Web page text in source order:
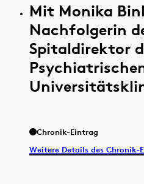
Mit Monika
Nachfolgerin
Spitaldirektor
Chronik-Eintrag
Weitere Details des Chronik-